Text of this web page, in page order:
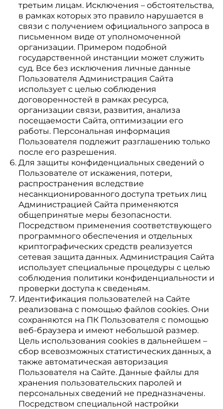
третьим лицам. Исключения – обстоятельства,
в рамках которых это правило нарушается в
связи с получением официального запроса в
письменном виде от уполномоченной
организации. Примером подобной
государственной инстанции может служить
суд. Все без исключения личные данные
Пользователя Администрация Сайта
использует с целью соблюдения
договоренностей в рамках ресурса,
организации связи, развития, анализа
посещаемости Сайта, оптимизации его
работы. Персональная информация
Пользователя подлежит разглашению только
после его разрешения.
Для защиты конфиденциальных сведений о
Пользователе от искажения, потери,
распространения вследствие
несанкционированного доступа третьих лиц
Администрацией Сайта применяются
общепринятые меры безопасности.
Посредством применения соответствующего
программного обеспечения и отдельных
криптографических средств реализуется
сетевая защита данных. Администрация Сайта
использует специальные процедуры с целью
соблюдения политики конфиденциальности и
проверки доступа к сведеньям.
Идентификация пользователей на Сайте
реализована с помощью файлов cookies. Они
сохраняются на ПК Пользователя с помощью
веб-браузера и имеют небольшой размер.
Цель использования cookies в дальнейшем –
сбор всевозможных статистических данных, а
также автоматическая авторизация
Пользователя на Сайте. Данные файлы для
хранения пользовательских паролей и
персональных сведений не предназначены.
Посредством специальной настройки